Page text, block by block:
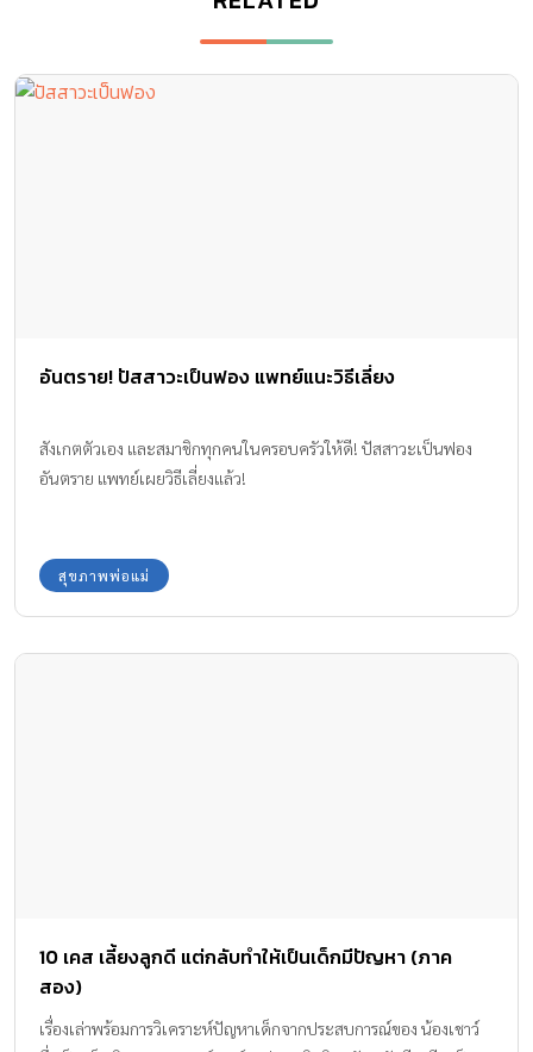
อันตราย! ปัสสาวะเป็นฟอง แพทย์แนะวิธีเลี่ยง
สังเกตตัวเอง และสมาชิกทุกคนในครอบครัวให้ดี! ปัสสาวะเป็นฟอง
อันตราย แพทย์เผยวิธีเลี่ยงแล้ว!
สุขภาพพ่อแม่
10 เคส เลี้ยงลูกดี แต่กลับทำให้เป็นเด็กมีปัญหา (ภาค
สอง)
เรื่องเล่าพร้อมการวิเคราะห์ปัญหาเด็กจากประสบการณ์ของ น้องเชาว์